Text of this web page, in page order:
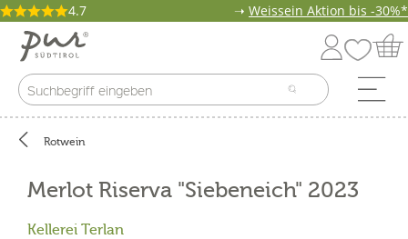
4.7 ➝ Weissein Aktion bis -30%*
Rotwein
Merlot Riserva "Siebeneich" 2023
Kellerei Terlan